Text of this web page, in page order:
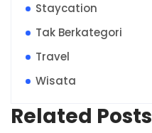
Staycation
Tak Berkategori
Travel
Wisata
Related Posts